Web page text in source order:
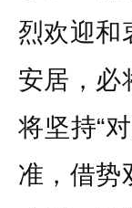
烈欢迎和
安居，必
将坚持“
准，借势